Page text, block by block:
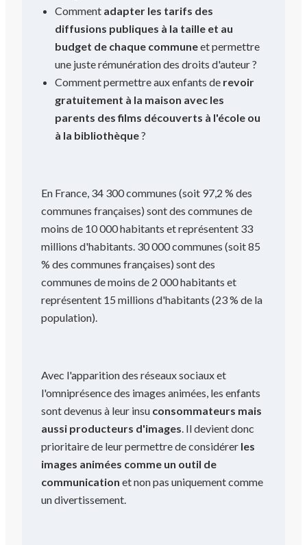
Comment adapter les tarifs des
diffusions publiques à la taille et au
budget de chaque communeet permettre
une juste rémunération des droits d'auteur ?
Comment permettre aux enfants de revoir
gratuitement à la maison avec les
parents des films découverts à l'école ou
à la bibliothèque?
En France, 34 300 communes (soit 97,2 % des
communes françaises) sont des communes de
moins de 10 000 habitants et représentent 33
millions d'habitants. 30 000 communes (soit 85
% des communes françaises) sont des
communes de moins de 2 000 habitants et
représentent 15 millions d'habitants (23 % de la
population).
Avec l'apparition des réseaux sociaux et
l'omniprésence des images animées, les enfants
sont devenus à leur insu consommateurs mais
aussi producteurs d'images . Il devient donc
prioritaire de leur permettre de considérer les
images animées comme un outil de
communication et non pas uniquement comme
un divertissement.